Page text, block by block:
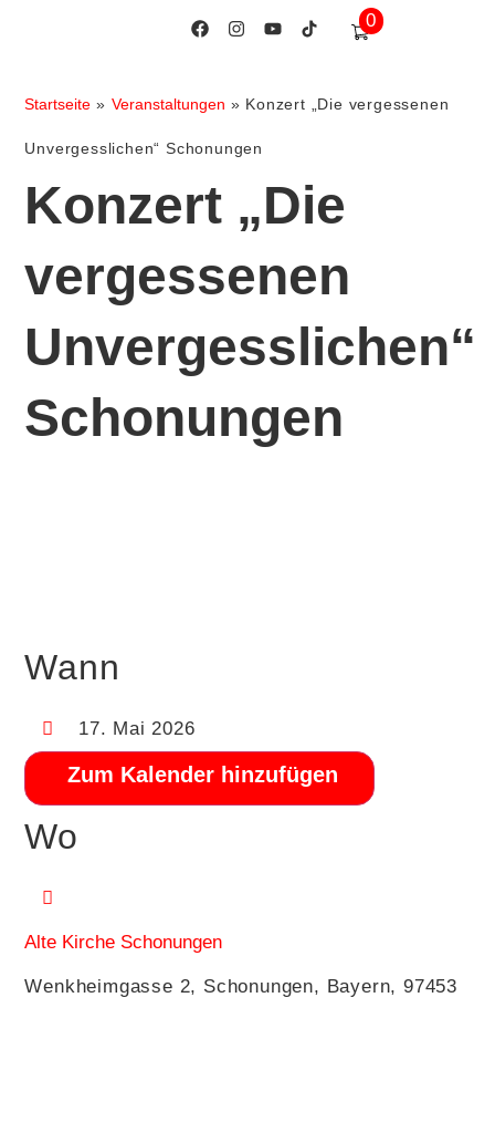
0
Startseite » Veranstaltungen » Konzert „Die vergessenen
Unvergesslichen“ Schonungen
Konzert „Die
vergessenen
Unvergesslichen“
Schonungen
Wann
17. Mai 2026
Zum Kalender hinzufügen
Outlook Live
Wo
Alte Kirche Schonungen
Wenkheimgasse 2, Schonungen, Bayern, 97453